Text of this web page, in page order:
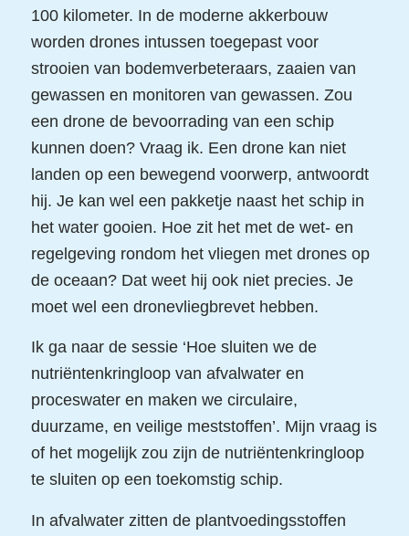
100 kilometer. In de moderne akkerbouw
worden drones intussen toegepast voor
strooien van bodemverbeteraars, zaaien van
gewassen en monitoren van gewassen. Zou
een drone de bevoorrading van een schip
kunnen doen? Vraag ik. Een drone kan niet
landen op een bewegend voorwerp, antwoordt
hij. Je kan wel een pakketje naast het schip in
het water gooien. Hoe zit het met de wet- en
regelgeving rondom het vliegen met drones op
de oceaan? Dat weet hij ook niet precies. Je
moet wel een dronevliegbrevet hebben.
Ik ga naar de sessie ‘Hoe sluiten we de
nutriëntenkringloop van afvalwater en
proceswater en maken we circulaire,
duurzame, en veilige meststoffen’. Mijn vraag is
of het mogelijk zou zijn de nutriëntenkringloop
te sluiten op een toekomstig schip.
In afvalwater zitten de plantvoedingsstoffen